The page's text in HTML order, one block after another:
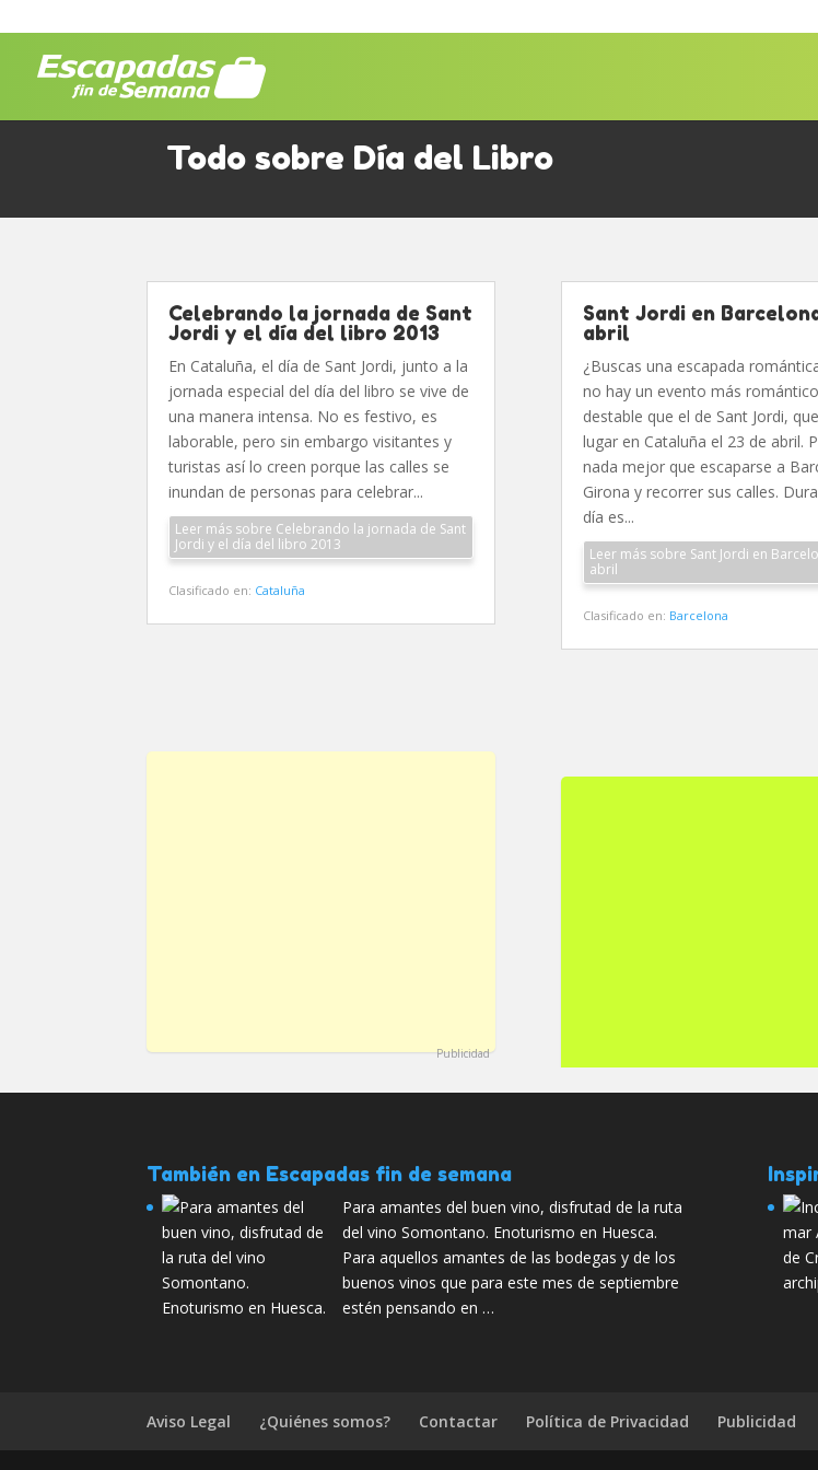
Todo sobre Día del Libro
Celebrando la jornada de Sant
Jordi y el día del libro 2013
En Cataluña, el día de Sant Jordi, junto a la
jornada especial del día del libro se vive de
una manera intensa. No es festivo, es
laborable, pero sin embargo visitantes y
turistas así lo creen porque las calles se
inundan de personas para celebrar...
Leer más sobre Celebrando la jornada de Sant
Jordi y el día del libro 2013
Clasificado en: Cataluña
Publicidad
Sant Jordi en
abril
¿Buscas una escapada
no hay un evento más
destable que el de Sant Jordi,
lugar en Cataluña el 23 de abril.
nada mejor que escaparse a
Girona y recorrer sus calles.
día es...
Leer más sobre Sant Jordi en
abril
Clasificado en: Barcelona
También en Escapadas fin de semana
Para amantes del buen vino, disfrutad de la ruta
del vino Somontano. Enoturismo en Huesca.
Para aquellos amantes de las bodegas y de los
buenos vinos que para este mes de septiembre
estén pensando en …
Aviso Legal ¿Quiénes somos? Contactar Política de Privacidad Publicidad